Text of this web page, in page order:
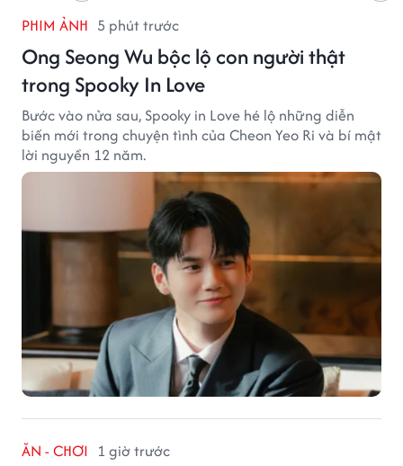
PHIM ẢNH 5 phút trước
Ong Seong Wu bộc lộ con người thật
trong Spooky In Love
Bước vào nửa sau, Spooky in Love hé lộ những diễn
biến mới trong chuyện tình của Cheon Yeo Ri và bí mật
lời nguyền 12 năm.
ĂN - CHƠI 1 giờ trước